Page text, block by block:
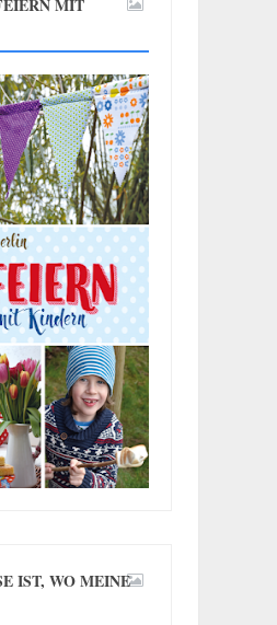
MIT
IST, WO MEINE